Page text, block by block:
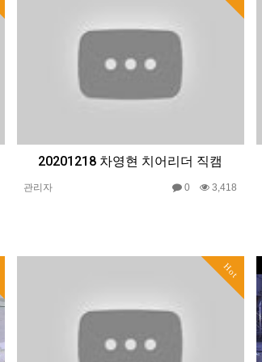
20201218 차영현 치어리더 직캠
관리자 0 3,418
Hot